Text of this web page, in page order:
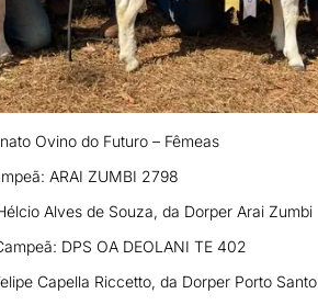
Ovino do Futuro – Fêmeas
ARAI ZUMBI 2798
Alves de Souza, da Dorper Arai Zumbi
DPS OA DEOLANI TE 402
Capella Riccetto, da Dorper Porto Santo